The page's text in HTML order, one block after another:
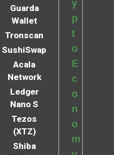
Guarda
Wallet
Tronscan
SushiSwap
Acala
Network
Ledger
Nano S
Tezos
(XTZ)
Shiba
y
p
t
o
E
c
o
n
o
m